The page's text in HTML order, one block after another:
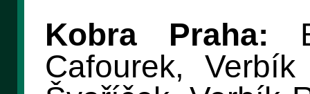
Kobra Praha:
Cafourek,